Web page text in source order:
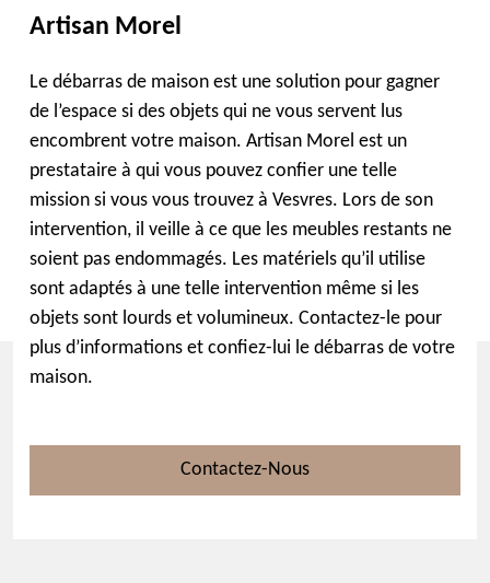
Artisan Morel
Le débarras de maison est une solution pour gagner
de l’espace si des objets qui ne vous servent lus
encombrent votre maison. Artisan Morel est un
prestataire à qui vous pouvez confier une telle
mission si vous vous trouvez à Vesvres. Lors de son
intervention, il veille à ce que les meubles restants ne
soient pas endommagés. Les matériels qu’il utilise
sont adaptés à une telle intervention même si les
objets sont lourds et volumineux. Contactez-le pour
plus d’informations et confiez-lui le débarras de votre
maison.
Contactez-Nous